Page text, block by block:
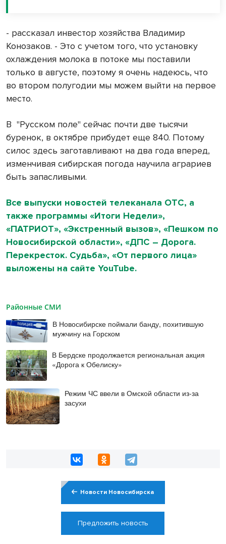
- рассказал инвестор хозяйства Владимир
Конозаков. - Это с учетом того, что установку
охлаждения молока в потоке мы поставили
только в августе, поэтому я очень надеюсь, что
во втором полугодии мы можем выйти на первое
место.
В "Русском поле" сейчас почти две тысячи
буренок, в октябре прибудет еще 840. Потому
силос здесь заготавливают на два года вперед,
изменчивая сибирская погода научила аграриев
быть запасливыми.
Все выпуски новостей телеканала ОТС, а
также программы «Итоги Недели»,
«ПАТРИОТ», «Экстренный вызов», «Пешком по
Новосибирской области», «ДПС – Дорога.
Перекресток. Судьба», «От первого лица»
выложены на сайте YouTube.
Районные СМИ
В Новосибирске поймали банду, похитившую
мужчину на Горском
В Бердске продолжается региональная акция
«Дорога к Обелиску»
Режим ЧС ввели в Омской области из-за
засухи
Новости Новосибирска
Предложить новость